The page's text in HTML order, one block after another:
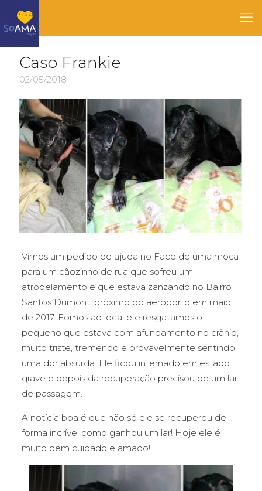
Caso Frankie
02/05/2018
Vimos um pedido de ajuda no Face de uma moça
para um cãozinho de rua que sofreu um
atropelamento e que estava zanzando no Bairro
Santos Dumont, próximo do aeroporto em maio
de 2017. Fomos ao local e e resgatamos o
pequeno que estava com afundamento no crânio,
muito triste, tremendo e provavelmente sentindo
uma dor absurda. Ele ficou internado em estado
grave e depois da recuperação precisou de um lar
de passagem.
A notícia boa é que não só ele se recuperou de
forma incrível como ganhou um lar! Hoje ele é
muito bem cuidado e amado!